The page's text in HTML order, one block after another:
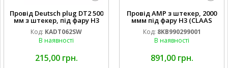
Провід Deutsch plug DT2 500
мм з штекер, під фару H3
(JOHN DEERE AL116438
994.184.00) ) Kramp Hella
Код: KADT062SW
В наявності
215,00 грн.
Провід AMP з штекер, 2000
ммм під фару H3 (CLAAS
013733) Hella
Код: 8KB990299001
В наявності
891,00 грн.